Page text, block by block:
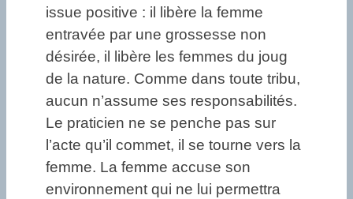
issue positive : il libère la femme
entravée par une grossesse non
désirée, il libère les femmes du joug
de la nature. Comme dans toute tribu,
aucun n’assume ses responsabilités.
Le praticien ne se penche pas sur
l’acte qu’il commet, il se tourne vers la
femme. La femme accuse son
environnement qui ne lui permettra